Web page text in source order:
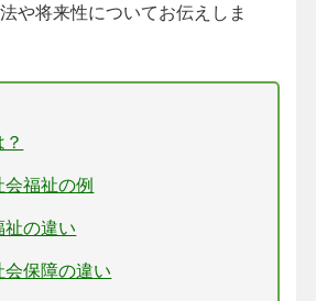
や将来性についてお伝えしま
会福祉の例
祉の違い
保障の違い